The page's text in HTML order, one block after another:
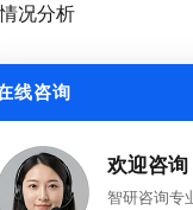
况分析
环境分析
线咨询
欢迎咨询
智研咨询专